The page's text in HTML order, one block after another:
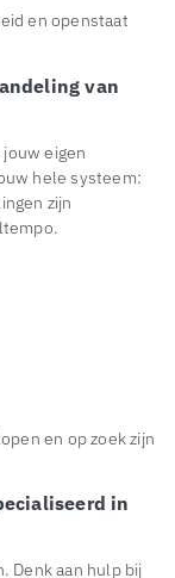
en openstaat
van
eigen
hele systeem:
zijn
en op zoek zijn
in
Denk aan hulp bij